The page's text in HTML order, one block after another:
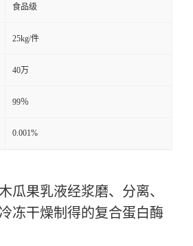
食品级
25kg/件
40万
99％
0.001%
瓜果乳液经浆磨、分离、
冻干燥制得的复合蛋白酶